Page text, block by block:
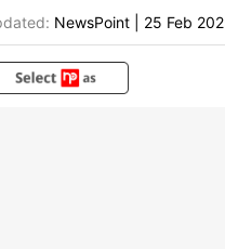
NewsPoint 25 Feb